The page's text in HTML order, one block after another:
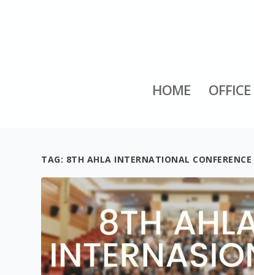
HOME OFFICE
TAG: 8TH AHLA INTERNATIONAL CONFERENCE